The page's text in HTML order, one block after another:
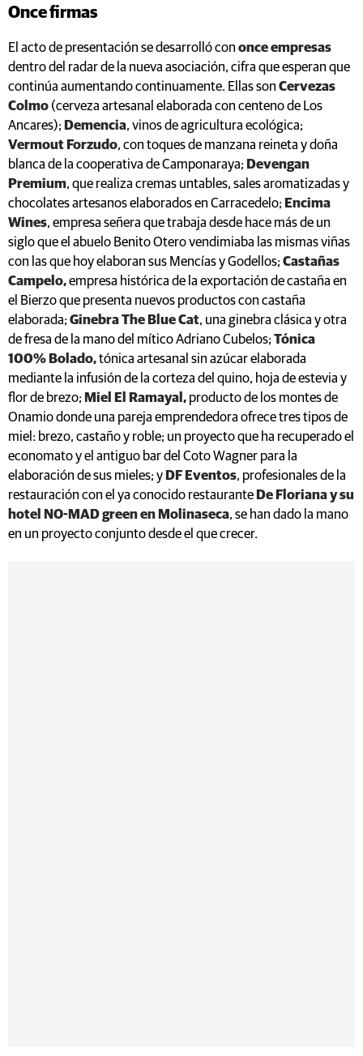
Once firmas
El acto de presentación se desarrolló con once empresas
dentro del radar de la nueva asociación, cifra que esperan que
continúa aumentando continuamente. Ellas son Cervezas
Colmo (cerveza artesanal elaborada con centeno de Los
Ancares); Demencia, vinos de agricultura ecológica;
Vermout Forzudo, con toques de manzana reineta y doña
blanca de la cooperativa de Camponaraya; Devengan
Premium, que realiza cremas untables, sales aromatizadas y
chocolates artesanos elaborados en Carracedelo; Encima
Wines, empresa señera que trabaja desde hace más de un
siglo que el abuelo Benito Otero vendimiaba las mismas viñas
con las que hoy elaboran sus Mencías y Godellos; Castañas
Campelo,empresa histórica de la exportación de castaña en
el Bierzo que presenta nuevos productos con castaña
elaborada; Ginebra The Blue Cat, una ginebra clásica y otra
de fresa de la mano del mítico Adriano Cubelos; Tónica
100% Bolado,tónica artesanal sin azúcar elaborada
mediante la infusión de la corteza del quino, hoja de estevia y
flor de brezo; Miel El Ramayal, producto de los montes de
Onamio donde una pareja emprendedora ofrece tres tipos de
miel: brezo, castaño y roble; un proyecto que ha recuperado el
economato y el antiguo bar del Coto Wagner para la
elaboración de sus mieles; y DF Eventos, profesionales de la
restauración con el ya conocido restaurante De Floriana y su
hotel NO-MAD green en Molinaseca, se han dado la mano
en un proyecto conjunto desde el que crecer.